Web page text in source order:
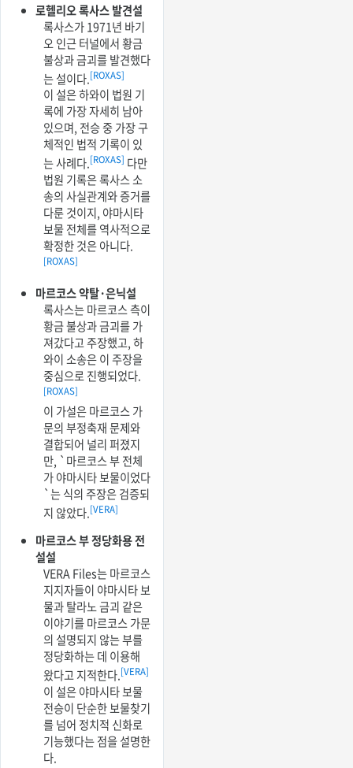
로헬리오 록사스 발견설
록사스가 1971년 바기
오 인근 터널에서 황금
불상과 금괴를 발견했다
는 설이다.[ROXAS]
이 설은 하와이 법원 기
록에 가장 자세히 남아
있으며, 전승 중 가장 구
체적인 법적 기록이 있
는 사례다.[ROXAS] 다만
법원 기록은 록사스 소
송의 사실관계와 증거를
다룬 것이지, 야마시타
보물 전체를 역사적으로
확정한 것은 아니다.
[ROXAS]
마르코스 약탈·은닉설
록사스는 마르코스 측이
황금 불상과 금괴를 가
져갔다고 주장했고, 하
와이 소송은 이 주장을
중심으로 진행되었다.
[ROXAS]
이 가설은 마르코스 가
문의 부정축재 문제와
결합되어 널리 퍼졌지
만, `마르코스 부 전체
가 야마시타 보물이었다
`는 식의 주장은 검증되
지 않았다.[VERA]
마르코스 부 정당화용 전
설설
VERA Files는 마르코스
지지자들이 야마시타 보
물과 탈라노 금괴 같은
이야기를 마르코스 가문
의 설명되지 않는 부를
정당화하는 데 이용해
왔다고 지적한다.[VERA]
이 설은 야마시타 보물
전승이 단순한 보물찾기
를 넘어 정치적 신화로
기능했다는 점을 설명한
다.